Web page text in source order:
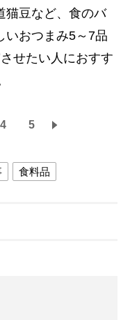
豆など、食のバ
いおつまみ5～7品
せたい人におすす
4 5
食料品